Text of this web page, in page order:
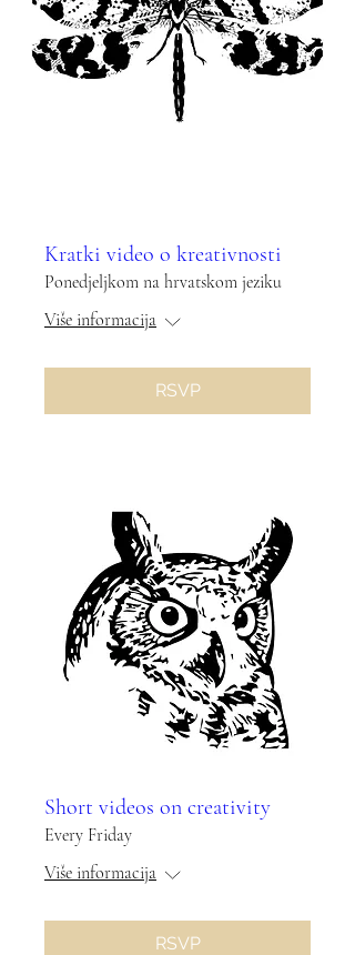
Kratki video o kreativnosti
Ponedjeljkom na hrvatskom jeziku
Više informacija
RSVP
Short videos on creativity
Every Friday
Više informacija
RSVP